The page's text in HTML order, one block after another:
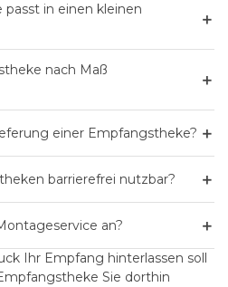
in einen kleinen
＋
nach Maß
＋
einer Empfangstheke? ＋
barrierefrei nutzbar? ＋
an? ＋
Ihr Empfang hinterlassen soll
Sie dorthin